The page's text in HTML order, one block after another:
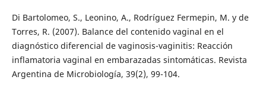
Di Bartolomeo, S., Leonino, A., Rodríguez Fermepin, M. y de
Torres, R. (2007). Balance del contenido vaginal en el
diagnóstico diferencial de vaginosis-vaginitis: Reacción
inflamatoria vaginal en embarazadas sintomáticas. Revista
Argentina de Microbiología, 39(2), 99-104.